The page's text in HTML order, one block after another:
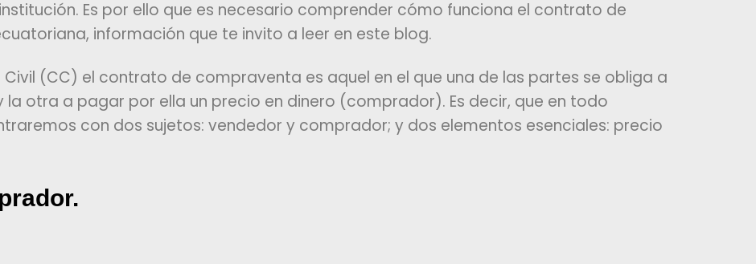
Es por ello que es necesario comprender cómo funciona el contrato de
información que te invito a leer en este blog.
Civil (CC) el contrato de compraventa es aquel en el que una de las partes se obliga a
otra a pagar por ella un precio en dinero (comprador). Es decir, que en todo
con dos sujetos: vendedor y comprador; y dos elementos esenciales: precio